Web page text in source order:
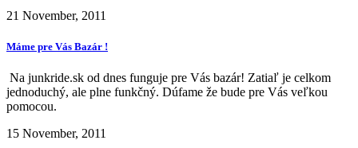
21 November, 2011
Máme pre Vás Bazár !
Na junkride.sk od dnes funguje pre Vás bazár! Zatiaľ je celkom
jednoduchý, ale plne funkčný. Dúfame že bude pre Vás veľkou
pomocou.
15 November, 2011